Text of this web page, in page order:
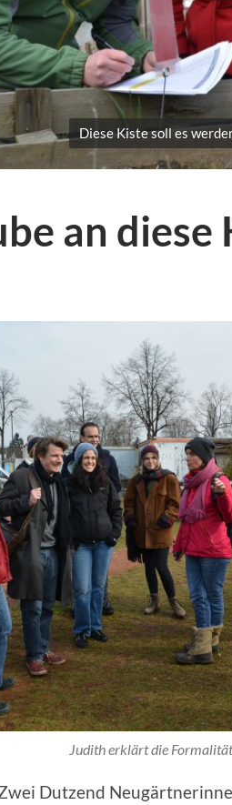
Diese Kiste soll es
an diese
Judith erklärt die
Dutzend